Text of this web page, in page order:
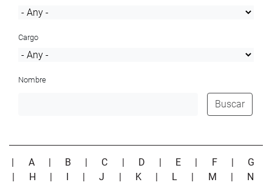
Cargo
Nombre
Buscar
| A | B | C | D | E | F | G
| H | I |J | K | L | M | N